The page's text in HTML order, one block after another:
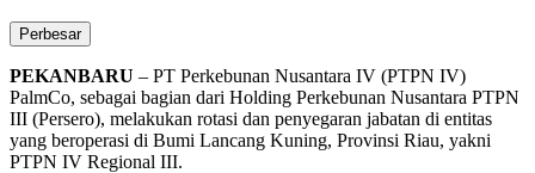
Perbesar
PEKANBARU – PT Perkebunan Nusantara IV (PTPN IV)
PalmCo, sebagai bagian dari Holding Perkebunan Nusantara PTPN
III (Persero), melakukan rotasi dan penyegaran jabatan di entitas
yang beroperasi di Bumi Lancang Kuning, Provinsi Riau, yakni
PTPN IV Regional III.